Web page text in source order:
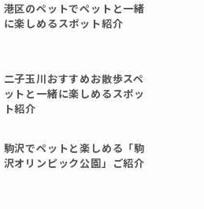
港区のペットでペットと一緒
に楽しめるスポット紹介
二子玉川おすすめお散歩スペ
ットと一緒に楽しめるスポッ
ト紹介
駒沢でペットと楽しめる「駒
沢オリンピック公園」ご紹介